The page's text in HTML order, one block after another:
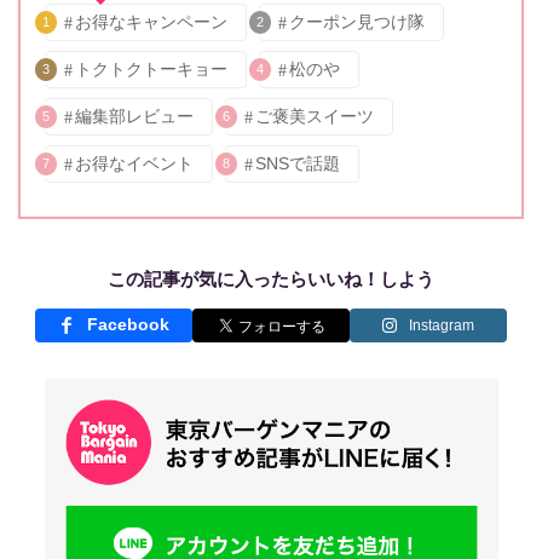
1 お得なキャンペーン 2 クーポン見つけ隊
3 トクトクトーキョー 4 松のや
5 編集部レビュー 6 ご褒美スイーツ
7 お得なイベント 8 SNSで話題
この記事が気に入ったらいいね！しよう
Facebook Instagram